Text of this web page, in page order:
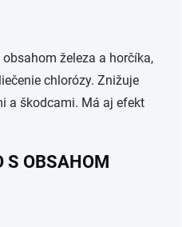
železa a horčíka,
chlorózy. Znižuje
a škodcami. Má aj efekt
S OBSAHOM